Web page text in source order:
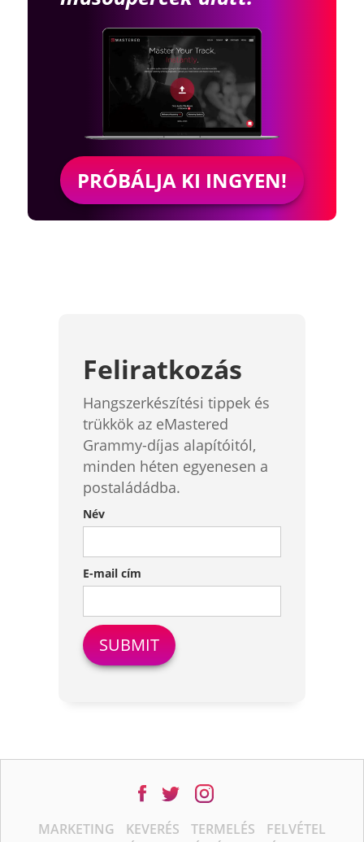
PRÓBÁLJA KI INGYEN!
Feliratkozás
Hangszerkészítési tippek és
trükkök az eMastered
Grammy-díjas alapítóitól,
minden héten egyenesen a
postaládádba.
Név
E-mail cím
MARKETING KEVERÉS TERMELÉS
FELVÉTEL